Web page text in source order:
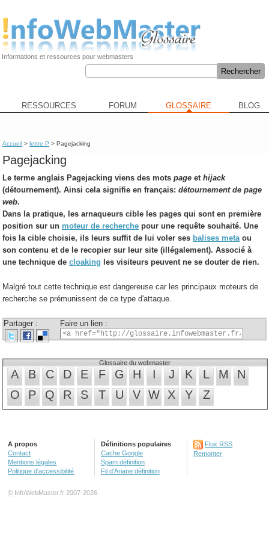
Informations et ressources pour webmasters
RESSOURCES FORUM GLOSSAIRE BLOG
Accueil >lettre P > Pagejacking
Pagejacking
Le terme anglais Pagejacking viens des motspage ethijack
(détournement). Ainsi cela signifie en français:détournement de page
web.
Dans la pratique, les arnaqueurs cible les pages qui sont en première
position sur un moteur de recherche pour une requête souhaité. Une
fois la cible choisie, ils leurs suffit de lui voler ses balises metaou
son contenu et de le recopier sur leur site (illégalement). Associé à
une technique decloaking les visiteurs peuvent ne se douter de rien.
Malgré tout cette technique est dangereuse car les principaux moteurs de
recherche se prémunissent de ce type d'attaque.
Partager : Faire un lien :
Glossaire du webmaster
A B C D E F G H I J K L M
N
O
P Q R S T U V W X Y Z
A propos
Contact
Mentions légales
Politique d'accessibilité
Définitions populaires
Cache Google
Spam définition
Fil d'Ariane définition
Flux RSS
Remonter
© InfoWebMaster.fr 2007-2026